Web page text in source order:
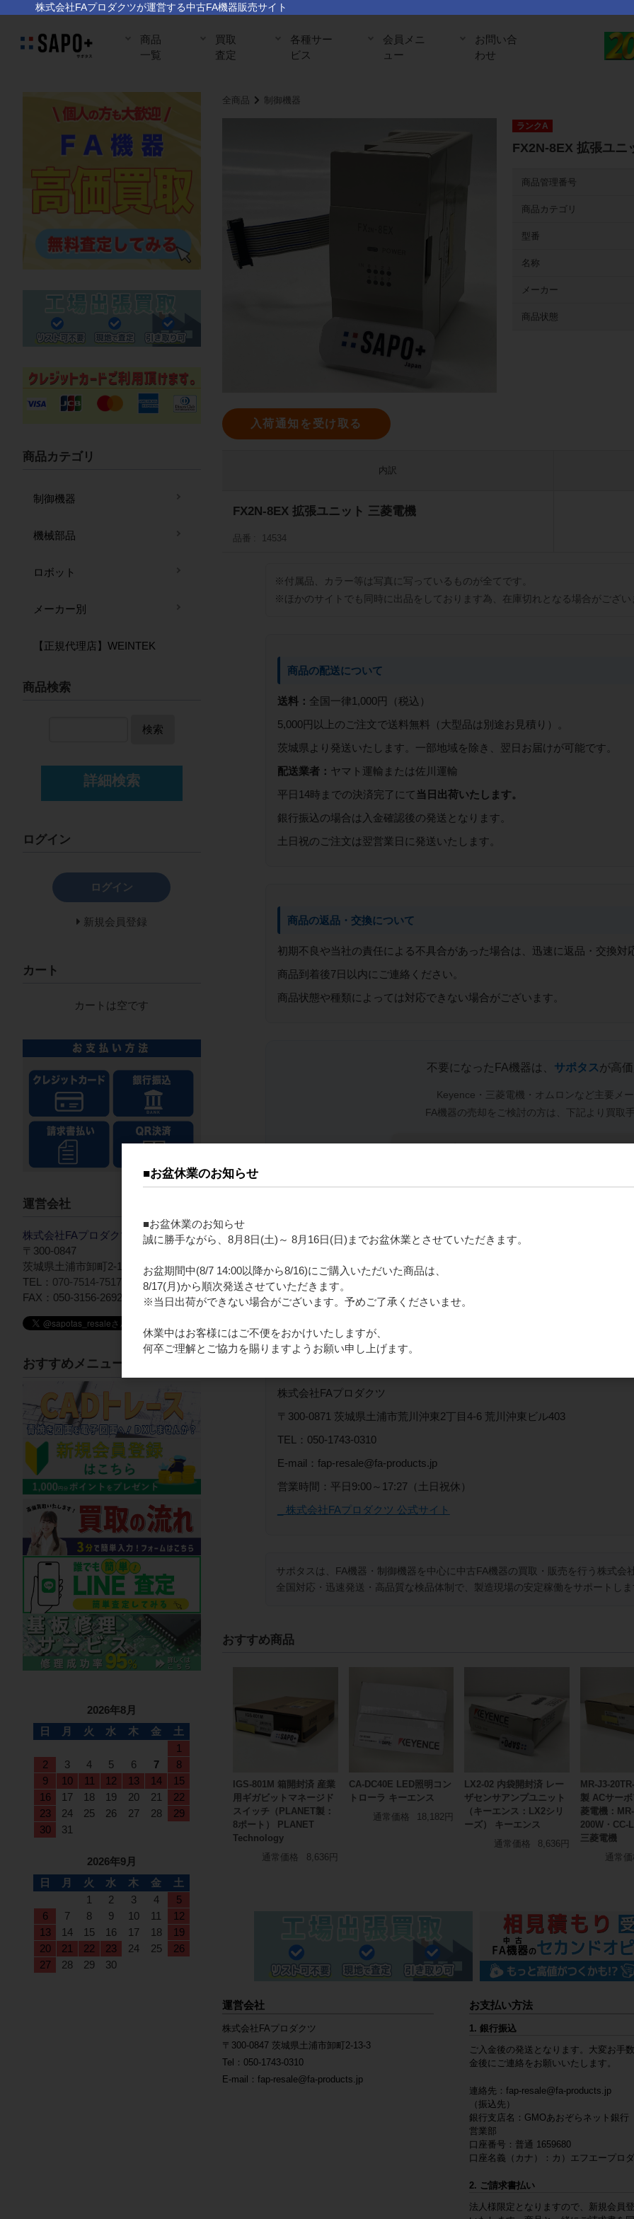
株式会社FAプロダクツが運営する中古FA機器販売サイト
商品
一覧
買取
査定
各種サー
ビス
会員メニ
ュー
お問い合
わせ
全商品 制御機器
ランクA
FX2N-8EX 拡張ユニ
商品管理番号
商品カテゴリ
型番
名称
メーカー
商品状態
入荷通知を受け取る
内訳
FX2N-8EX 拡張ユニット 三菱電機
品番 14534
※付属品、カラー等は写真に写っているものが全てです。
※ほかのサイトでも同時に出品をしております為、在庫切れとなる場合がござい
商品の配送について
送料： 全国一律1,000円（税込）
5,000円以上のご注文で送料無料（大型品は別途お見積り）。
茨城県より発送いたします。一部地域を除き、翌日お届けが可能です。
配送業者： ヤマト運輸または佐川運輸
平日14時までの決済完了にて当日出荷いたします。
銀行振込の場合は入金確認後の発送となります。
土日祝のご注文は翌営業日に発送いたします。
商品の返品・交換について
初期不良や当社の責任による不具合があった場合は、迅速に返品・交換対
商品到着後7日以内にご連絡ください。
商品状態や種類によっては対応できない場合がございます。
不要になったFA機器は、 サポタスが高
Keyence・三菱電機・オムロンなど主要メー
FA機器の売却をご検討の方は、下記より買取
株式会社FAプロダクツ
〒300-0871 茨城県土浦市荒川沖東2丁目4-6 荒川沖東ビル403
TEL：050-1743-0310
E-mail：fap-resale@fa-products.jp
営業時間：平日9:00～17:27（土日祝休）
_ 株式会社FAプロダクツ 公式サイト
サポタスは、FA機器・制御機器を中心に中古FA機器の買取・販売を行う株式会
全国対応・迅速発送・高品質な検品体制で、製造現場の安定稼働をサポートしま
おすすめ商品
IGS-801M 箱開封済 産業
用ギガビットマネージド
スイッチ（PLANET製：
8ポート） PLANET
Technology
通常価格
8,636円
CA-DC40E LED照明コン
トローラ キーエンス
通常価格
18,182円
LX2-02 内袋開封済 レー
ザセンサアンプユニット
（キーエンス：LX2シリ
ーズ） キーエンス
通常価格
8,636円
MR-J3-
製 ACサー
菱電機：
200W・CC-
三菱電機
通常
運営会社
株式会社FAプロダクツ
〒300-0847 茨城県土浦市卸町2-13-3
Tel：050-1743-0310
E-mail：fap-resale@fa-products.jp
お支払い方法
1. 銀行振込
ご入金後の発送となります。大変お手
金後にご連絡をお願いいたします。
連絡先：fap-resale@fa-products.jp
（振込先）
銀行支店名：GMOあおぞらネット銀
営業部
口座番号：普通 1659680
口座名義（カナ）：カ）エフエープロ
2. ご請求書払い
法人様限定となりますので、新規会員
商品カテゴリ
制御機器
機械部品
ロボット
メーカー別
【正規代理店】WEINTEK
商品検索
検索
詳細検索
ログイン
ログイン
新規会員登録
カート
カートは空です
運営会社
株式会社FAプロダクツ
〒300-0847
茨城県土浦市卸町2-13-3
TEL： 070-7514-7517
FAX：050-3156-2692
おすすめメニュー
2026年8月
日
月 火 水 木 金
土
1
2
3 4 5 6 7
8
9
10 11 12 13 14
15
16
17 18 19 20 21
22
23
24 25 26 27 28
29
30
31
2026年9月
日
月 火 水 木 金
土
1
2 3 4
5
6
7 8 9 10 11
12
13
14 15 16 17 18
19
20
21 22 23 24 25
26
27
28 29 30
■お盆休業のお知らせ
■お盆休業のお知らせ
誠に勝手ながら、8月8日(土)～ 8月16日(日)までお盆休業とさせていただきます。
お盆期間中(8/7 14:00以降から8/16)にご購入いただいた商品は、
8/17(月)から順次発送させていただきます。
※当日出荷ができない場合がございます。予めご了承くださいませ。
休業中はお客様にはご不便をおかけいたしますが、
何卒ご理解とご協力を賜りますようお願い申し上げます。